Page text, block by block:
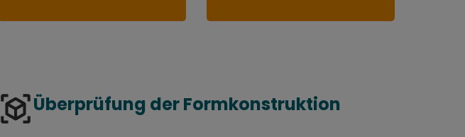
view_in_arÜberprüfung der Formkonstruktion